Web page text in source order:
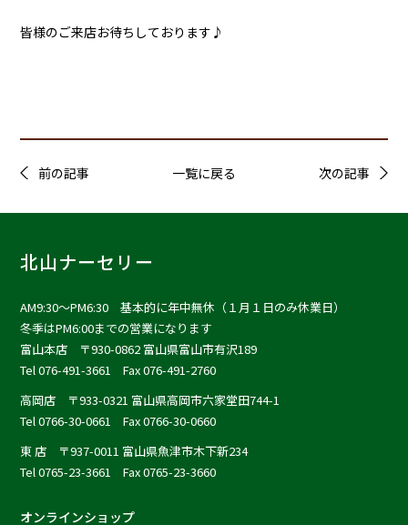
皆様のご来店お待ちしております♪
前の記事 一覧に戻る 次の記事
北山ナーセリー
AM9:30〜PM6:30 基本的に年中無休（１月１日のみ休業日）
冬季はPM6:00までの営業になります
富山本店
〒930-0862 富山県富山市有沢189
Tel 076-491-3661 Fax 076-491-2760
高岡店
〒933-0321 富山県高岡市六家堂田744-1
Tel 0766-30-0661 Fax 0766-30-0660
東 店
〒937-0011 富山県魚津市木下新234
Tel 0765-23-3661 Fax 0765-23-3660
オンラインショップ